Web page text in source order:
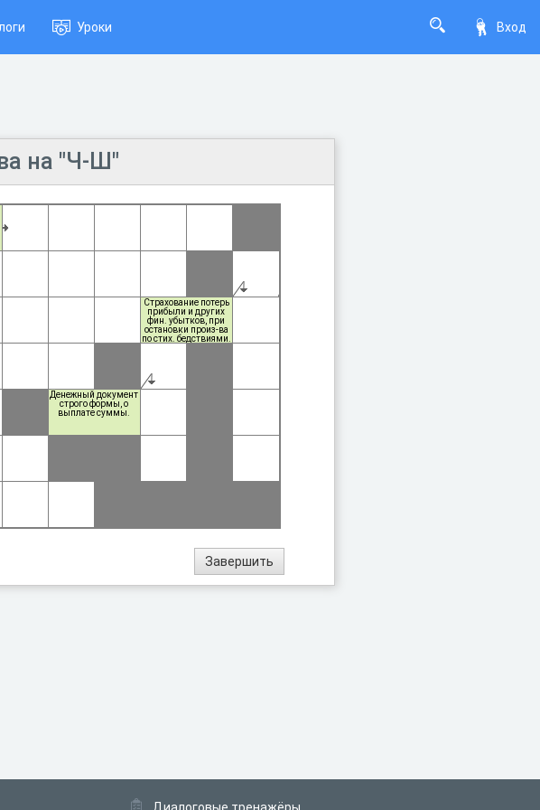
Вход
Уроки
на "Ч-Ш"
Страхование потерь
прибыли и других
фин. убытков, при
остановки произ-ва
по стих. бедствиями.
Денежный документ
строго формы, о
выплате суммы.